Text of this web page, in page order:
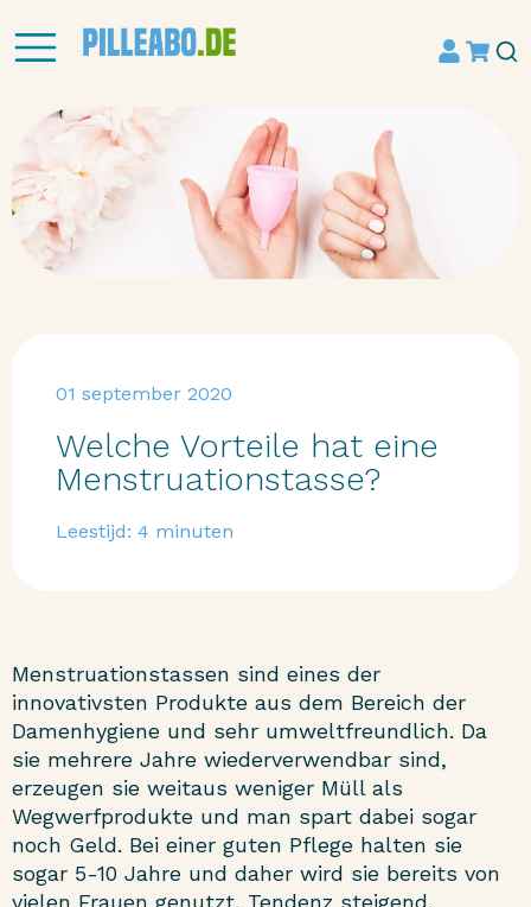
01 september 2020
Welche Vorteile hat eine
Menstruationstasse?
Leestijd:4 minuten
Menstruationstassen sind eines der
innovativsten Produkte aus dem Bereich der
Damenhygiene und sehr umweltfreundlich. Da
sie mehrere Jahre wiederverwendbar sind,
erzeugen sie weitaus weniger Müll als
Wegwerfprodukte und man spart dabei sogar
noch Geld. Bei einer guten Pflege halten sie
sogar 5-10 Jahre und daher wird sie bereits von
vielen Frauen genutzt, Tendenz steigend.